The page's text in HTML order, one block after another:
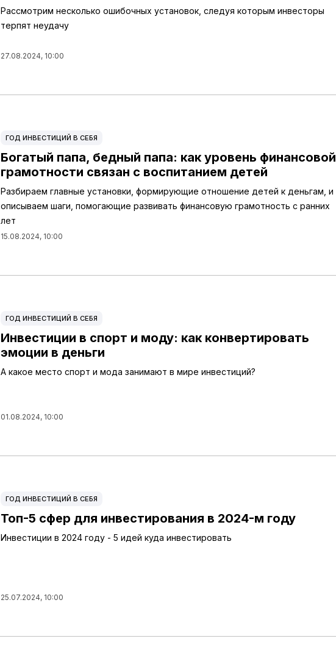
Рассмотрим несколько ошибочных установок, следуя которым инвесторы
терпят неудачу
27.08.2024, 10:00
ГОД ИНВЕСТИЦИЙ В СЕБЯ
Богатый папа, бедный папа: как уровень финансовой
грамотности связан с воспитанием детей
Разбираем главные установки, формирующие отношение детей к деньгам, и
описываем шаги, помогающие развивать финансовую грамотность с ранних
лет
15.08.2024, 10:00
ГОД ИНВЕСТИЦИЙ В СЕБЯ
Инвестиции в спорт и моду: как конвертировать
эмоции в деньги
А какое место спорт и мода занимают в мире инвестиций?
01.08.2024, 10:00
ГОД ИНВЕСТИЦИЙ В СЕБЯ
Топ-5 сфер для инвестирования в 2024-м году
Инвестиции в 2024 году - 5 идей куда инвестировать
25.07.2024, 10:00